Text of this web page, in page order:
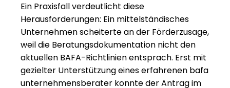
Ein Praxisfall verdeutlicht diese
Herausforderungen: Ein mittelständisches
Unternehmen scheiterte an der Förderzusage,
weil die Beratungsdokumentation nicht den
aktuellen BAFA-Richtlinien entsprach. Erst mit
gezielter Unterstützung eines erfahrenen bafa
unternehmensberater konnte der Antrag im